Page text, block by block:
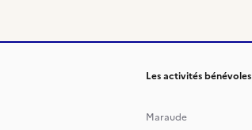
Les activités bénévoles
Maraude